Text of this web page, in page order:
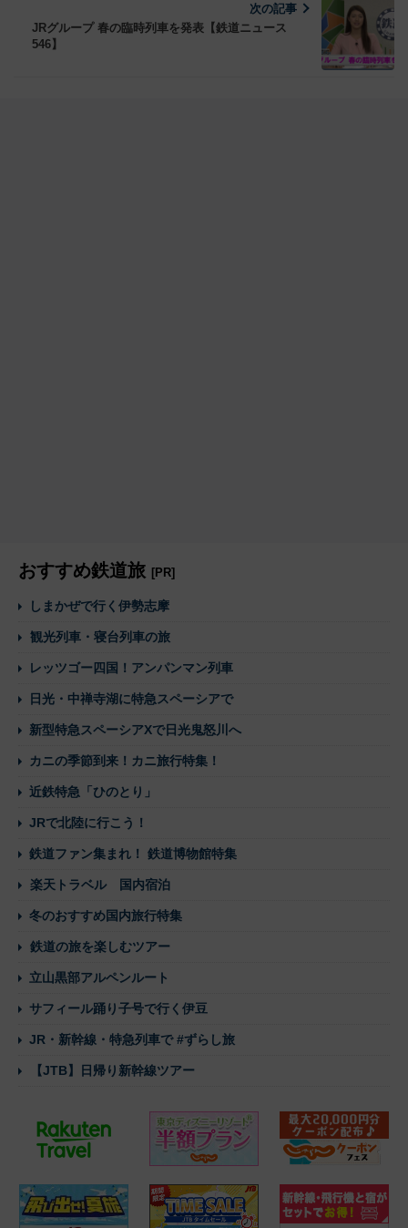
次の記事
JRグループ 春の臨時列車を発表【鉄道ニュース
546】
おすすめ鉄道旅 [PR]
しまかぜで行く伊勢志摩
観光列車・寝台列車の旅
レッツゴー四国！アンパンマン列車
日光・中禅寺湖に特急スペーシアで
新型特急スペーシアXで日光鬼怒川へ
カニの季節到来！カニ旅行特集！
近鉄特急「ひのとり」
JRで北陸に行こう！
鉄道ファン集まれ！ 鉄道博物館特集
楽天トラベル 国内宿泊
冬のおすすめ国内旅行特集
鉄道の旅を楽しむツアー
立山黒部アルペンルート
サフィール踊り子号で行く伊豆
JR・新幹線・特急列車で #ずらし旅
【JTB】日帰り新幹線ツアー